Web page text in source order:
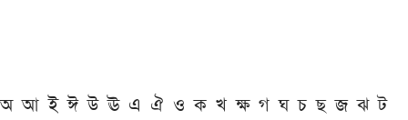
অ আ ই ঈ উ ঊ এ ঐ ও ক খ ক্ষ গ ঘ চ ছ জ ঝ ট